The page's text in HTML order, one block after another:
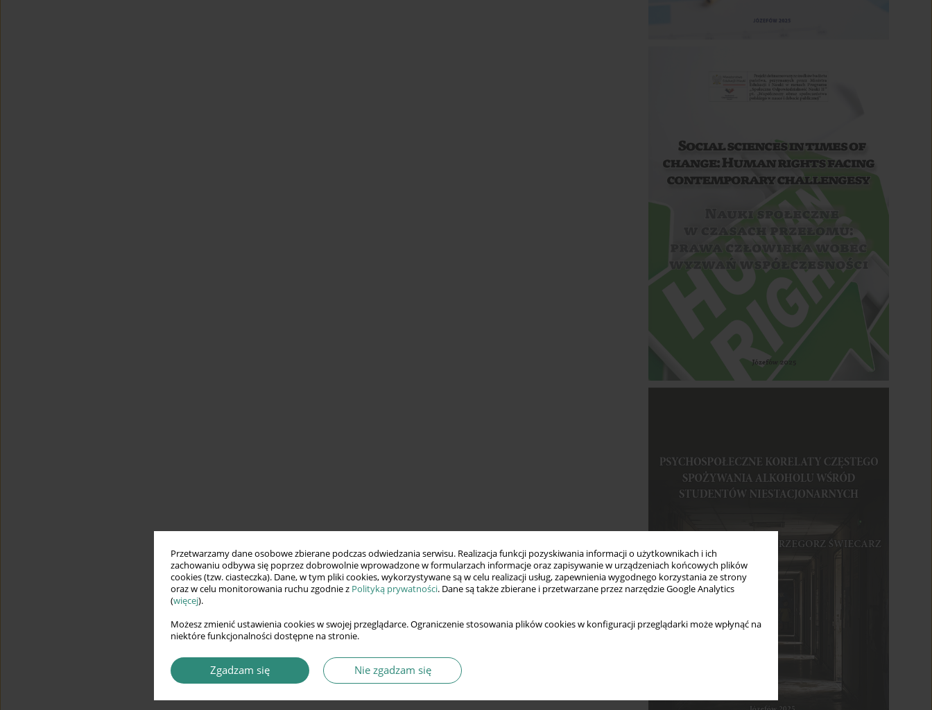
Przetwarzamy dane osobowe zbierane podczas odwiedzania serwisu. Realizacja funkcji pozyskiwania informacji o użytkownikach i ich
zachowaniu odbywa się poprzez dobrowolnie wprowadzone w formularzach informacje oraz zapisywanie w urządzeniach końcowych plików
cookies (tzw. ciasteczka). Dane, w tym pliki cookies, wykorzystywane są w celu realizacji usług, zapewnienia wygodnego korzystania ze strony
oraz w celu monitorowania ruchu zgodnie z Polityką prywatności. Dane są także zbierane i przetwarzane przez narzędzie Google Analytics
(więcej).
Możesz zmienić ustawienia cookies w swojej przeglądarce. Ograniczenie stosowania plików cookies w konfiguracji przeglądarki może wpłynąć na
niektóre funkcjonalności dostępne na stronie.
Zgadzam się Nie zgadzam się